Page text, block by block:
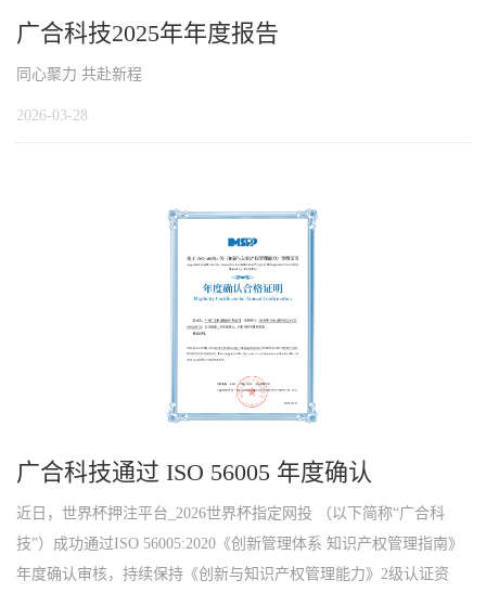
广合科技2025年年度报告
同心聚力 共赴新程
2026-03-28
广合科技通过 ISO 56005 年度确认
近日，世界杯押注平台_2026世界杯指定网投 （以下简称“广合科
技”）成功通过ISO 56005:2020《创新管理体系 知识产权管理指南》
年度确认审核，持续保持《创新与知识产权管理能力》2级认证资